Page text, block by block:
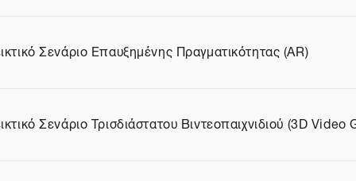
Σενάριο Επαυξημένης Πραγματικότητας (AR)
Σενάριο Τρισδιάστατου Βιντεοπαιχνιδιού (3D Video